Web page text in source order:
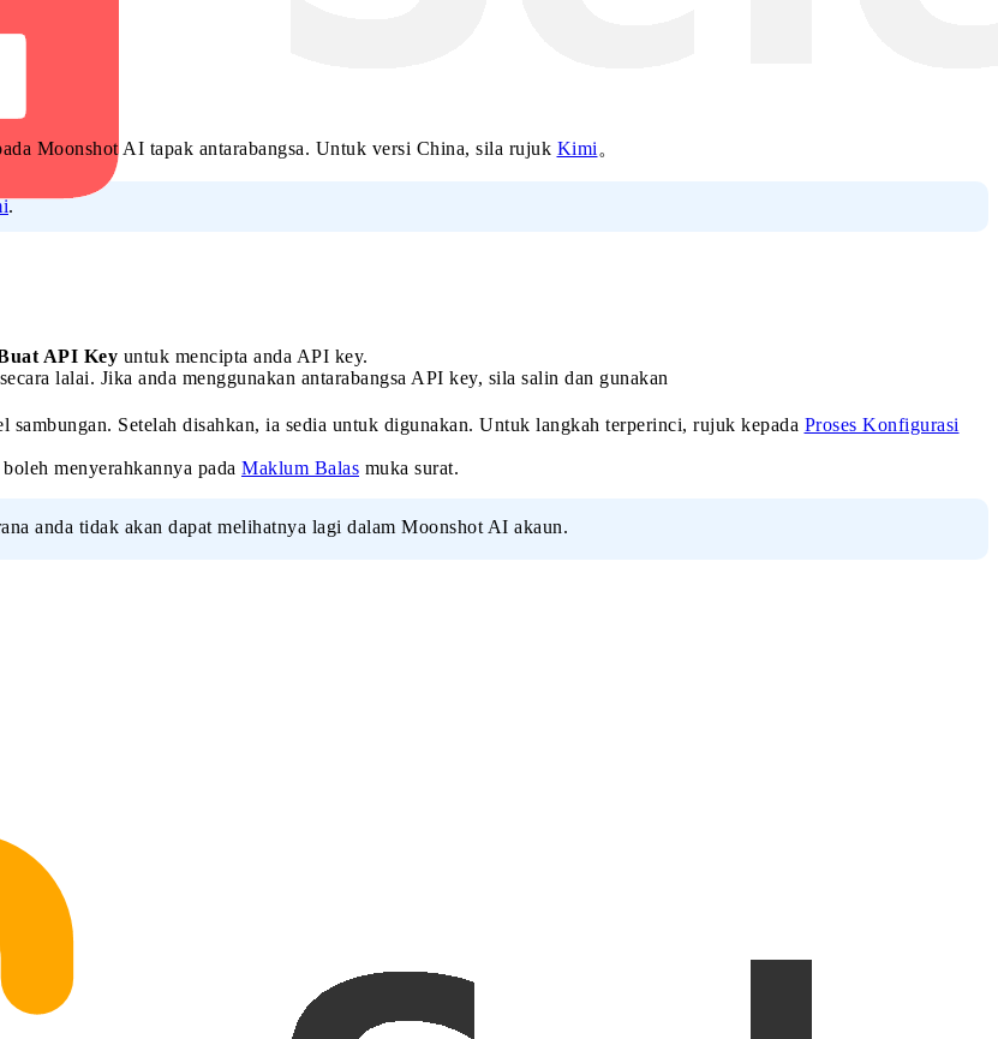
Moonshot AI tapak antarabangsa. Untuk versi China, sila rujuk Kimi 。
.
API Key untuk mencipta anda API key.
lalai. Jika anda menggunakan antarabangsa API key, sila salin dan gunakan
sambungan. Setelah disahkan, ia sedia untuk digunakan. Untuk langkah terperinci, rujuk kepada Proses Konfigurasi
menyerahkannya pada Maklum Balas muka surat.
anda tidak akan dapat melihatnya lagi dalam Moonshot AI akaun.